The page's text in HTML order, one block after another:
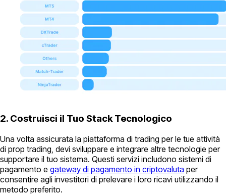
2. Costruisci il Tuo Stack Tecnologico
Una volta assicurata la piattaforma di trading per le tue attività
di prop trading, devi sviluppare e integrare altre tecnologie per
supportare il tuo sistema. Questi servizi includono sistemi di
pagamento e gateway di pagamento in criptovaluta per
consentire agli investitori di prelevare i loro ricavi utilizzando il
metodo preferito.